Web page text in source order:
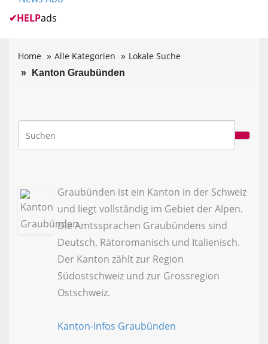
✔HELPads
Home Alle Kategorien Lokale Suche
Kanton Graubünden
Graubünden ist ein Kanton in der Schweiz
und liegt vollständig im Gebiet der Alpen.
Die Amtssprachen Graubündens sind
Deutsch, Rätoromanisch und Italienisch.
Der Kanton zählt zur Region
Südostschweiz und zur Grossregion
Ostschweiz.
Kanton-Infos Graubünden